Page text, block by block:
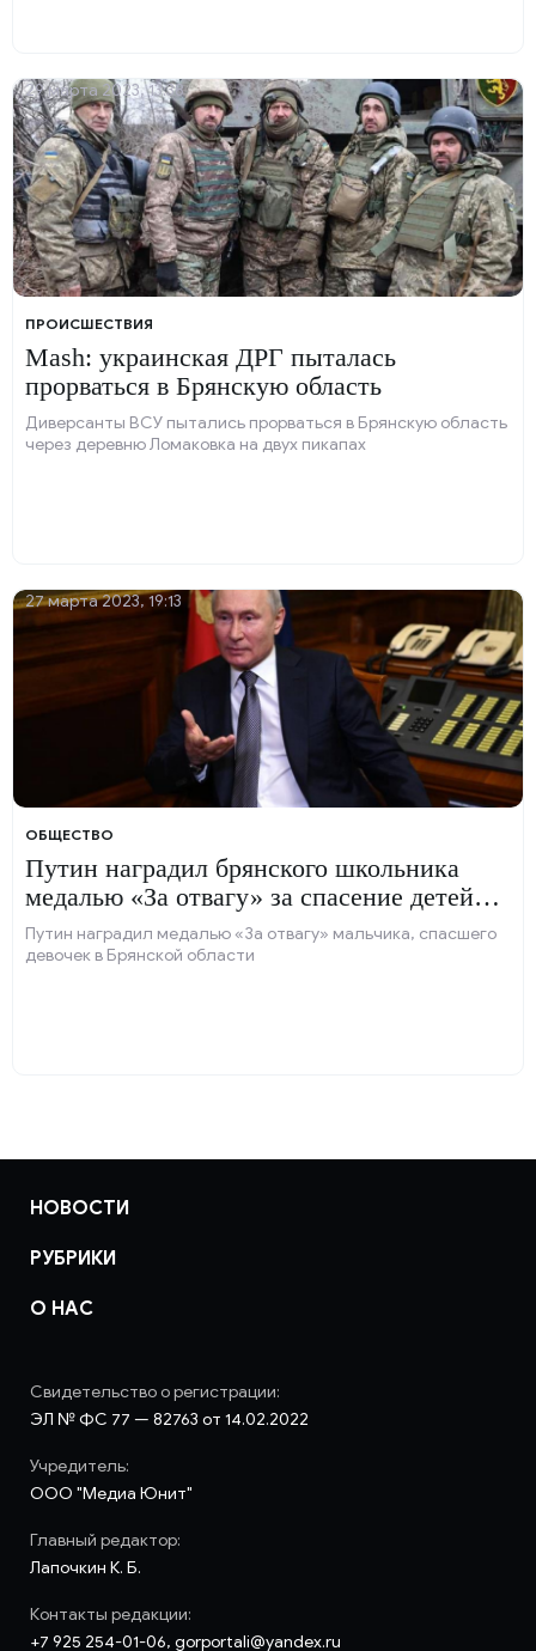
ПРОИСШЕСТВИЯ
Mash: украинская ДРГ пыталась
прорваться в Брянскую область
Диверсанты ВСУ пытались прорваться в Брянскую область
через деревню Ломаковка на двух пикапах
29 марта 2023, 13:38
ОБЩЕСТВО
Путин наградил брянского школьника
медалью «За отвагу» за спасение детей
при атаке диверсантов
Путин наградил медалью «За отвагу» мальчика, спасшего
девочек в Брянской области
27 марта 2023, 19:13
НОВОСТИ
РУБРИКИ
О НАС
Свидетельство о регистрации:
ЭЛ № ФС 77 — 82763 от 14.02.2022
Учредитель:
ООО "Медиа Юнит"
Главный редактор:
Лапочкин К. Б.
Контакты редакции:
+7 925 254-01-06, gorportali@yandex.ru